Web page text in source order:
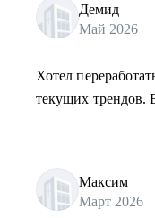
Демид
Май 2026
Хотел
текущих трендов.
Максим
Март 2026